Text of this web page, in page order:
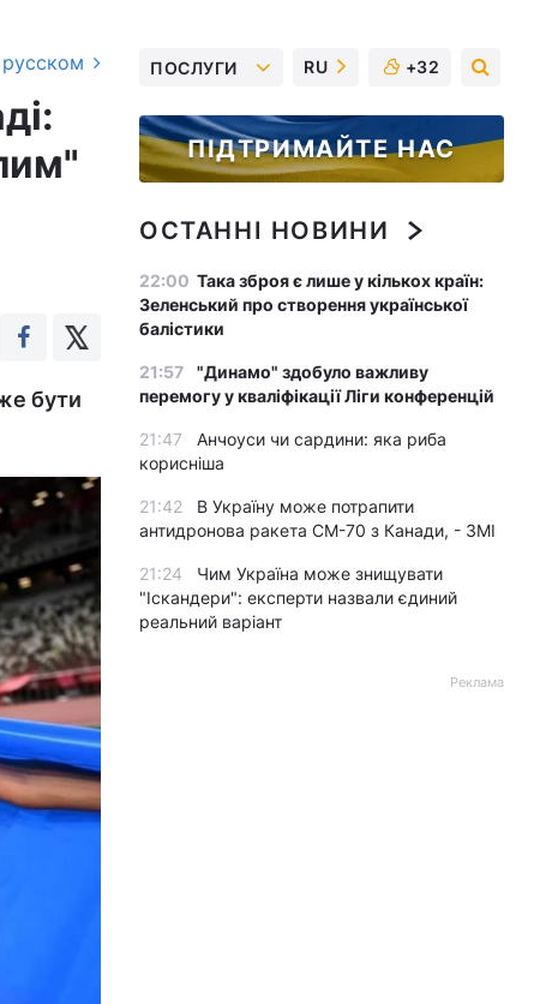
русском
бути
ПОСЛУГИ RU +32
ПІДТРИМАЙТЕ НАС
ОСТАННІ НОВИНИ
22:00 Така зброя є лише у кількох країн:
Зеленський про створення української
балістики
21:57
"Динамо" здобуло важливу
перемогу у кваліфікації Ліги конференцій
21:47
Анчоуси чи сардини: яка риба
корисніша
21:42
В Україну може потрапити
антидронова ракета CM-70 з Канади, - ЗМІ
21:24
Чим Україна може знищувати
"Іскандери": експерти назвали єдиний
реальний варіант
Реклама